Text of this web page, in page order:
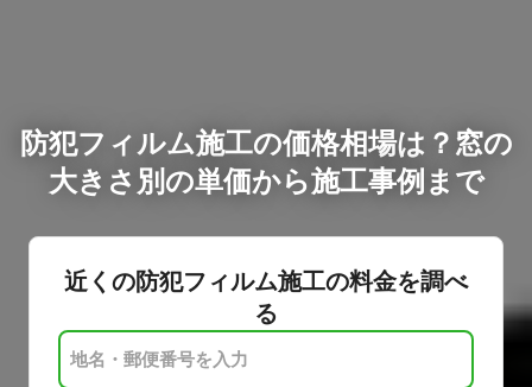
防犯フィルム施工の価格相場は？窓の
大きさ別の単価から施工事例まで
近くの防犯フィルム施工の料金を調べ
る